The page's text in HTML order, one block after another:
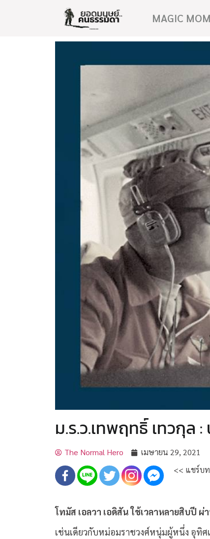
MAGIC
ม.ร.ว.เทพฤทธิ์ เทวกุล
The Normal Hero
เมษายน 29, 2021
<< แชร์บ
โทมัส เอลวา เอดิสัน ใช้เวลาหลายสิบปี
เช่นเดียวกับหม่อมราชวงศ์หนุ่มผู้หนึ่ง อุทิศ